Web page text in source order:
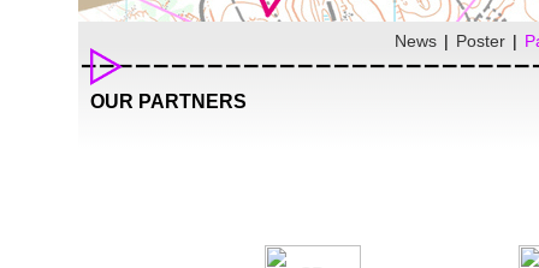
News Poster
OUR PARTNERS